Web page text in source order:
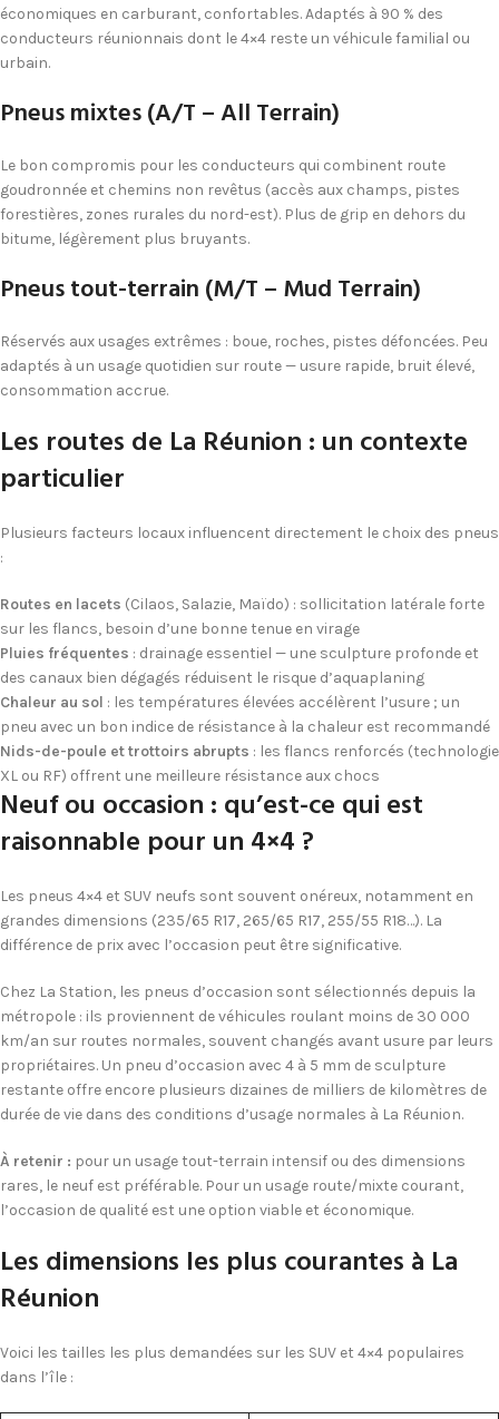
économiques en carburant, confortables. Adaptés à 90 % des
conducteurs réunionnais dont le 4×4 reste un véhicule familial ou
urbain.
Pneus mixtes (A/T – All Terrain)
Le bon compromis pour les conducteurs qui combinent route
goudronnée et chemins non revêtus (accès aux champs, pistes
forestières, zones rurales du nord-est). Plus de grip en dehors du
bitume, légèrement plus bruyants.
Pneus tout-terrain (M/T – Mud Terrain)
Réservés aux usages extrêmes : boue, roches, pistes défoncées. Peu
adaptés à un usage quotidien sur route — usure rapide, bruit élevé,
consommation accrue.
Les routes de La Réunion : un contexte
particulier
Plusieurs facteurs locaux influencent directement le choix des pneus
:
Routes en lacets (Cilaos, Salazie, Maïdo) : sollicitation latérale forte
sur les flancs, besoin d’une bonne tenue en virage
Pluies fréquentes : drainage essentiel — une sculpture profonde et
des canaux bien dégagés réduisent le risque d’aquaplaning
Chaleur au sol : les températures élevées accélèrent l’usure ; un
pneu avec un bon indice de résistance à la chaleur est recommandé
Nids-de-poule et trottoirs abrupts : les flancs renforcés (technologie
XL ou RF) offrent une meilleure résistance aux chocs
Neuf ou occasion : qu’est-ce qui est
raisonnable pour un 4×4 ?
Les pneus 4×4 et SUV neufs sont souvent onéreux, notamment en
grandes dimensions (235/65 R17, 265/65 R17, 255/55 R18…). La
différence de prix avec l’occasion peut être significative.
Chez La Station, les pneus d’occasion sont sélectionnés depuis la
métropole : ils proviennent de véhicules roulant moins de 30 000
km/an sur routes normales, souvent changés avant usure par leurs
propriétaires. Un pneu d’occasion avec 4 à 5 mm de sculpture
restante offre encore plusieurs dizaines de milliers de kilomètres de
durée de vie dans des conditions d’usage normales à La Réunion.
À retenir : pour un usage tout-terrain intensif ou des dimensions
rares, le neuf est préférable. Pour un usage route/mixte courant,
l’occasion de qualité est une option viable et économique.
Les dimensions les plus courantes à La
Réunion
Voici les tailles les plus demandées sur les SUV et 4×4 populaires
dans l’île :